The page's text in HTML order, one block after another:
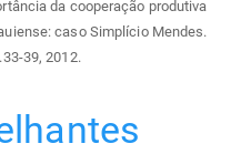
da cooperação produtiva
caso Simplício Mendes.
39, 2012.